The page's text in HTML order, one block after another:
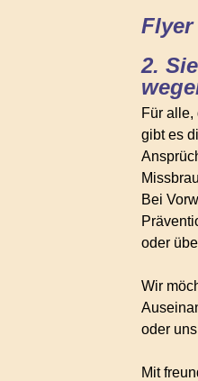
Flyer
2.
Für
gibt es
Bei
oder
Wir
oder
Mit